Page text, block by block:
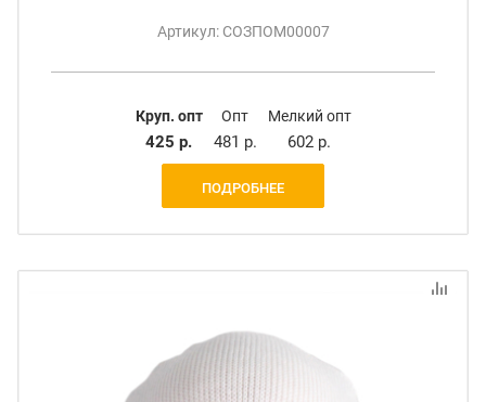
Артикул: СОЗПОМ00007
Круп. опт
425 р.
Опт
481 р.
Мелкий опт
602 р.
ПОДРОБНЕЕ